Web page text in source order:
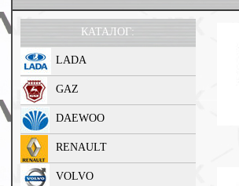
КАТАЛОГ:
LADA
GAZ
DAEWOO
RENAULT
VOLVO